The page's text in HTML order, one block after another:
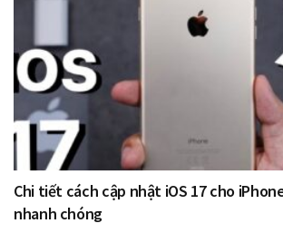
Chi tiết cách cập nhật iOS 17 cho
nhanh chóng